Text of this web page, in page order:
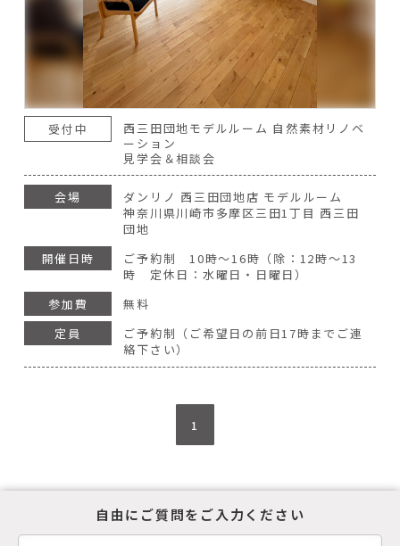
受付中
西三田団地モデルルーム 自然素材リノベ
ーション
見学会＆相談会
会場
ダンリノ 西三田団地店 モデルルーム
神奈川県川崎市多摩区三田1丁目 西三田
団地
開催日時
ご予約制 10時～16時（除：12時～13
時 定休日：水曜日・日曜日）
参加費
無料
定員
ご予約制（ご希望日の前日17時までご連
絡下さい）
1
自由にご質問をご入力ください